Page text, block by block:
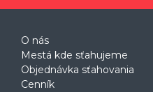
O nás
Mestá kde sťahujeme
Objednávka sťahovania
Cenník